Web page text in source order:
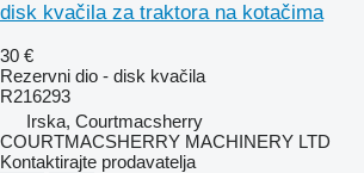
disk kvačila za traktora na kotačima
30 €
Rezervni dio - disk kvačila
R216293
Irska, Courtmacsherry
COURTMACSHERRY MACHINERY LTD
Kontaktirajte prodavatelja